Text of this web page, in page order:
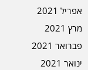
אפריל 2021
מרץ 2021
פברואר 2021
ינואר 2021